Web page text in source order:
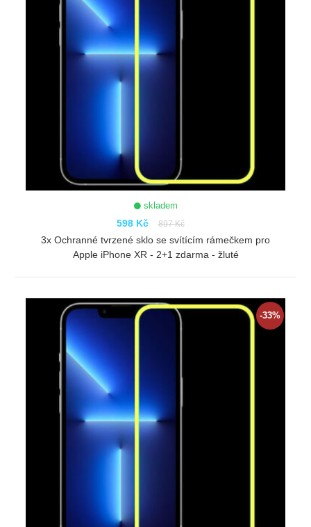
skladem
598 Kč 897 Kč
ZOBRAZIT
3x Ochranné tvrzené sklo se svítícím rámečkem pro
Apple iPhone XR - 2+1 zdarma - žluté
-33%